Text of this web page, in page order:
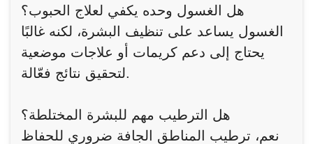
هل الغسول وحده يكفي لعلاج الحبوب؟
الغسول يساعد على تنظيف البشرة، لكنه غالبًا
يحتاج إلى دعم كريمات أو علاجات موضعية
لتحقيق نتائج فعّالة.
هل الترطيب مهم للبشرة المختلطة؟
نعم، ترطيب المناطق الجافة ضروري للحفاظ